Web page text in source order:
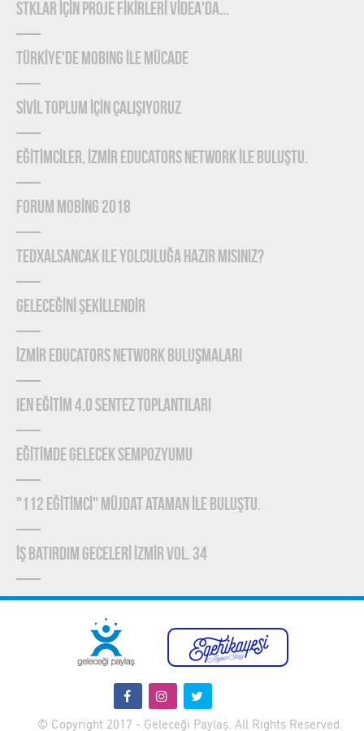
STKLAR İÇİN PROJE FİKİRLERİ VİDEA'DA...
TÜRKİYE'DE MOBING İLE MÜCADE
SİVİL TOPLUM İÇİN ÇALIŞIYORUZ
EĞİTİMCİLER, İZMİR EDUCATORS NETWORK İLE BULUŞTU.
FORUM MOBİNG 2018
TEDxAlsancak ile Yolculuğa Hazır mısınız?
GELECEĞİNİ ŞEKİLLENDİR
İZMİR EDUCATORS NETWORK BULUŞMALARI
IEN EĞİTİM 4.0 SENTEZ TOPLANTILARI
EĞİTİMDE GELECEK SEMPOZYUMU
"112 EĞİTİMCİ" MÜJDAT ATAMAN İLE BULUŞTU.
İŞ BATIRDIM GECELERİ İZMİR VOL. 34
© Copyright 2017 - Geleceği Paylaş. All Rights Reserved.